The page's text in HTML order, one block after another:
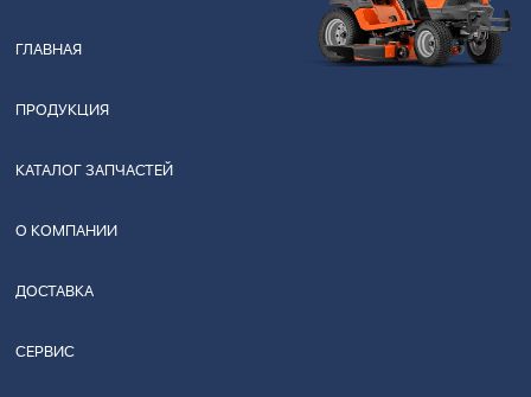
ГЛАВНАЯ
ПРОДУКЦИЯ
КАТАЛОГ ЗАПЧАСТЕЙ
О КОМПАНИИ
ДОСТАВКА
СЕРВИС